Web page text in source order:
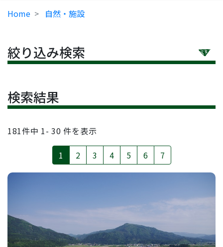
Home 自然・施設
絞り込み検索
検索結果
181件中 1- 30件を表示
1 2 3 4 5 6 7